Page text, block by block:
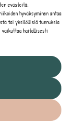
evästeitä,
hyväksyminen antaa
tai yksilöllisiä tunnuksia
vaikuttaa haitallisesti